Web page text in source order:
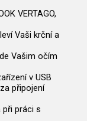
VERTAGO,
Vaši krční a
Vašim očím
v USB
připojení
při práci s